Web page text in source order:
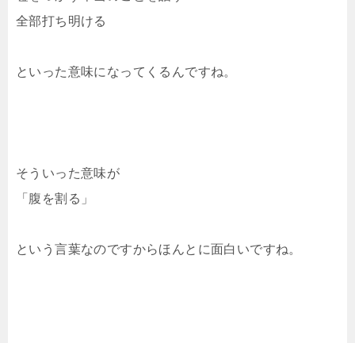
全部打ち明ける
といった意味になってくるんですね。
そういった意味が
「腹を割る」
という言葉なのですからほんとに面白いですね。